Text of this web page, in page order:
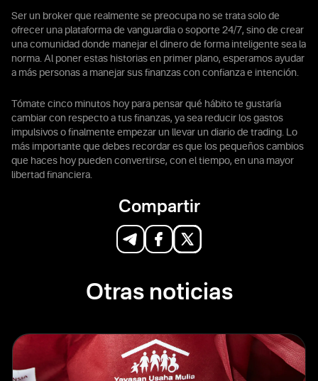
Ser un broker que realmente se preocupa no se trata solo de
ofrecer una plataforma de vanguardia o soporte 24/7, sino de crear
una comunidad donde manejar el dinero de forma inteligente sea la
norma. Al poner estas historias en primer plano, esperamos ayudar
a más personas a manejar sus finanzas con confianza e intención.
Tómate cinco minutos hoy para pensar qué hábito te gustaría
cambiar con respecto a tus finanzas, ya sea reducir los gastos
impulsivos o finalmente empezar un llevar un diario de trading. Lo
más importante que debes recordar es que los pequeños cambios
que haces hoy pueden convertirse, con el tiempo, en una mayor
libertad financiera.
Compartir
Otras noticias